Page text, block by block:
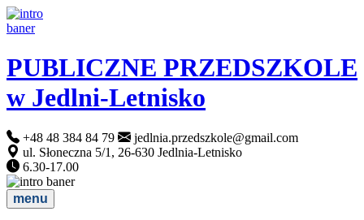
PUBLICZNE PRZEDSZKOLE
w Jedlni-Letnisko
+48 48 384 84 79
jedlnia.przedszkole@gmail.com
ul. Słoneczna 5/1, 26-630 Jedlnia-Letnisko
6.30-17.00
menu